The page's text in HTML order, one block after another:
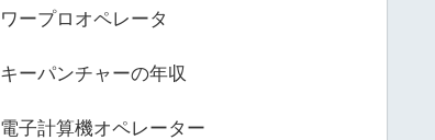
ワープロオペレータ
キーパンチャーの年収
電子計算機オペレーター